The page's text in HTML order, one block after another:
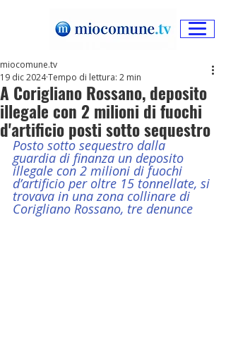
A Corigliano Rossano, deposito
illegale con 2 milioni di fuochi
d'artificio posti sotto sequestro
miocomune.tv
19 dic 2024Tempo di lettura: 2 min
Posto sotto sequestro dalla
guardia di finanza un deposito
illegale con 2 milioni di fuochi
d’artificio per oltre 15 tonnellate, si
trovava in una zona collinare di
Corigliano Rossano, tre denunce